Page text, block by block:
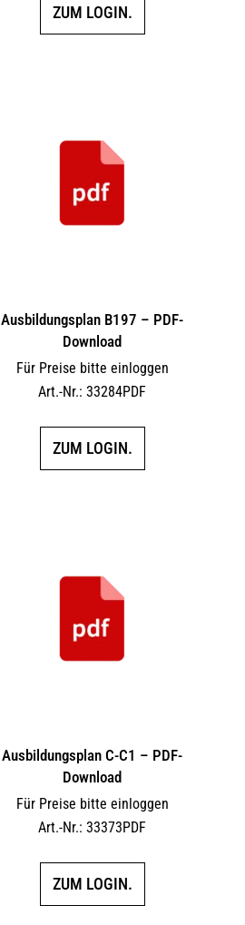
ZUM LOGIN.
Ausbildungsplan B197 – PDF-
Download
Für Preise bitte einloggen
Art.-Nr.: 33284PDF
ZUM LOGIN.
Ausbildungsplan C-C1 – PDF-
Download
Für Preise bitte einloggen
Art.-Nr.: 33373PDF
ZUM LOGIN.